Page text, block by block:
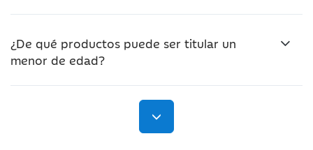
¿De qué productos puede ser titular un
menor de edad?